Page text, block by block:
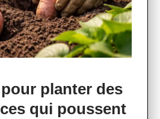
planter des
qui poussent